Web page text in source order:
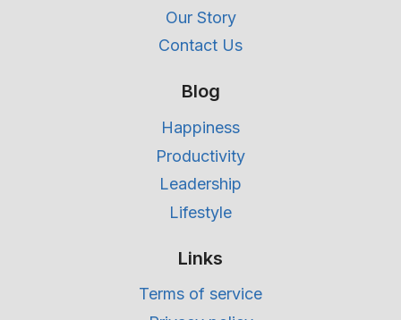
Our Story
Contact Us
Blog
Happiness
Productivity
Leadership
Lifestyle
Links
Terms of service